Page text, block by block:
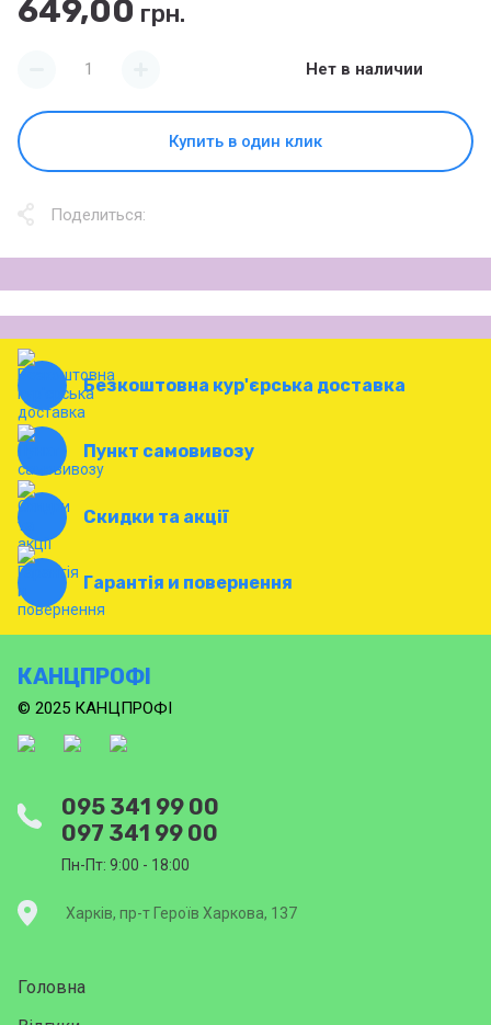
649,00 грн.
Нет в наличии
Купить в один клик
Поделиться:
Безкоштовна кур'єрська доставка
Пункт самовивозу
Скидки та акції
Гарантія и повернення
КАНЦПРОФІ
© 2025 КАНЦПРОФІ
095 341 99 00
097 341 99 00
Пн-Пт: 9:00 - 18:00
Харків, пр-т Героїв Харкова, 137
Головна